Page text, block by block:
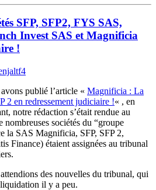
SFP, SFP2, FYS SAS,
Invest SAS et Magnificia
!
publié l’article « Magnificia : La
2 en redressement judiciaire !« , en
notre rédaction s’était rendue au
sociétés du “groupe
la SAS Magnificia, SFP, SFP 2,
Finance) étaient assignées au tribunal
des nouvelles du tribunal, qui
il y a peu.